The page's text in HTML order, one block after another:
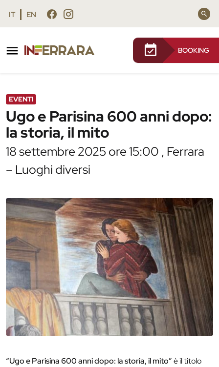
Vai al contenuto principale
Vai al footer
IT EN
BOOKING
Ugo e Parisina 600 anni dopo: la storia, il
EVENTI
Ugo e Parisina 600 anni dopo:
la storia, il mito
18 settembre 2025 ore 15:00 , Ferrara
– Luoghi diversi
“Ugo e Parisina 600 anni dopo: la storia, il mito”è il titolo